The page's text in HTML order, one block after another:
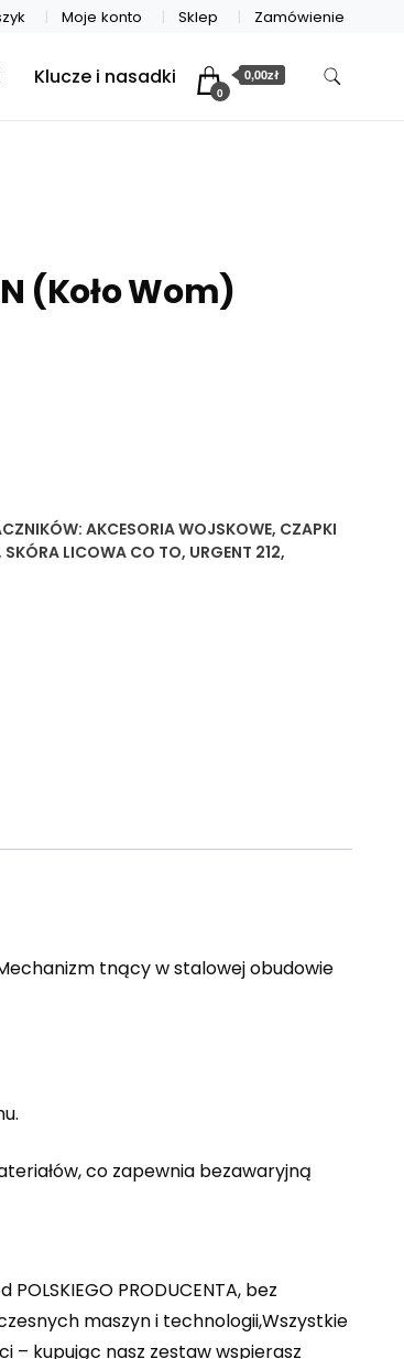
Moje konto Sklep Zamówienie
Klucze i nasadki
0
0,00zł
(Koło Wom)
AKCESORIA WOJSKOWE, CZAPKI
SKÓRA LICOWA CO TO, URGENT 212,
tnący w stalowej obudowie
co zapewnia bezawaryjną
PRODUCENTA, bez
maszyn i technologii,Wszystkie
– kupując nasz zestaw wspierasz